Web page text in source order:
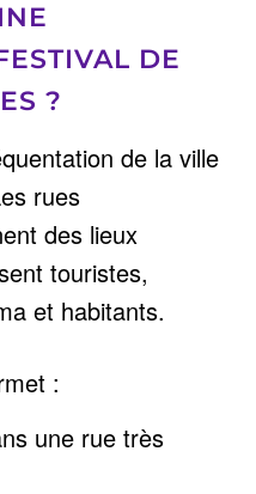
DE
?
de la ville
rues
des lieux
touristes,
et habitants.
:
une rue très